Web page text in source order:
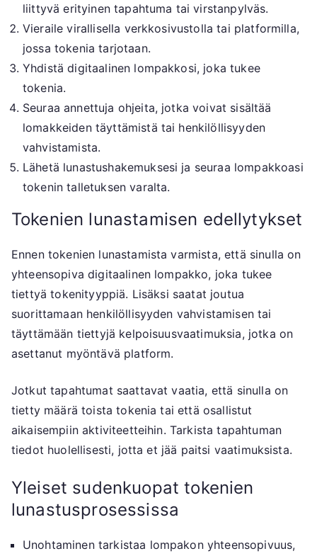
liittyvä erityinen tapahtuma tai virstanpylväs.
Vieraile virallisella verkkosivustolla tai platformilla,
jossa tokenia tarjotaan.
Yhdistä digitaalinen lompakkosi, joka tukee
tokenia.
Seuraa annettuja ohjeita, jotka voivat sisältää
lomakkeiden täyttämistä tai henkilöllisyyden
vahvistamista.
Lähetä lunastushakemuksesi ja seuraa lompakkoasi
tokenin talletuksen varalta.
Tokenien lunastamisen edellytykset
Ennen tokenien lunastamista varmista, että sinulla on
yhteensopiva digitaalinen lompakko, joka tukee
tiettyä tokenityyppiä. Lisäksi saatat joutua
suorittamaan henkilöllisyyden vahvistamisen tai
täyttämään tiettyjä kelpoisuusvaatimuksia, jotka on
asettanut myöntävä platform.
Jotkut tapahtumat saattavat vaatia, että sinulla on
tietty määrä toista tokenia tai että osallistut
aikaisempiin aktiviteetteihin. Tarkista tapahtuman
tiedot huolellisesti, jotta et jää paitsi vaatimuksista.
Yleiset sudenkuopat tokenien
lunastusprosessissa
Unohtaminen tarkistaa lompakon yhteensopivuus,